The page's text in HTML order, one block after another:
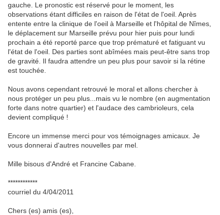
gauche. Le pronostic est réservé pour le moment, les
observations étant difficiles en raison de l'état de l'oeil. Après
entente entre la clinique de l'oeil à Marseille et l'hôpital de Nîmes,
le déplacement sur Marseille prévu pour hier puis pour lundi
prochain a été reporté parce que trop prématuré et fatiguant vu
l'état de l'oeil. Des parties sont abîmées mais peut-être sans trop
de gravité. Il faudra attendre un peu plus pour savoir si la rétine
est touchée.
Nous avons cependant retrouvé le moral et allons chercher à
nous protéger un peu plus...mais vu le nombre (en augmentation
forte dans notre quartier) et l'audace des cambrioleurs, cela
devient compliqué !
Encore un immense merci pour vos témoignages amicaux. Je
vous donnerai d'autres nouvelles par mel.
Mille bisous d'André et Francine Cabane.
************
courriel du 4/04/2011
Chers (es) amis (es),